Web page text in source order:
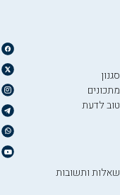
סגנון
מתכונים
טוב לדעת
שאלות ותשובות